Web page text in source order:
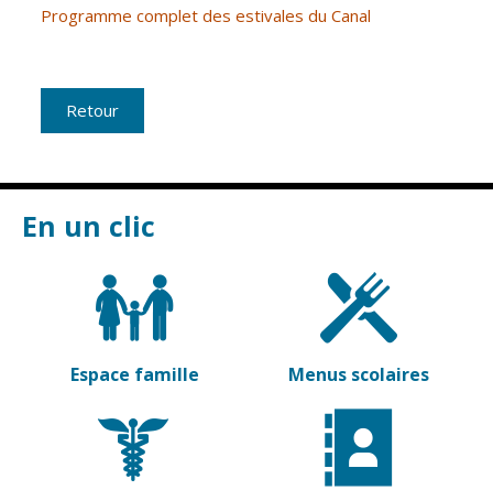
Santé
santé
Contrat local
de santé
Établissements
garde
Conservatoire
Not'île
Archives du
vendredi
Sports
Piscine Charles
Moreira
Équipements
Programme complet des estivales du Canal
Retour
En un clic
Espace famille Menus scolaires